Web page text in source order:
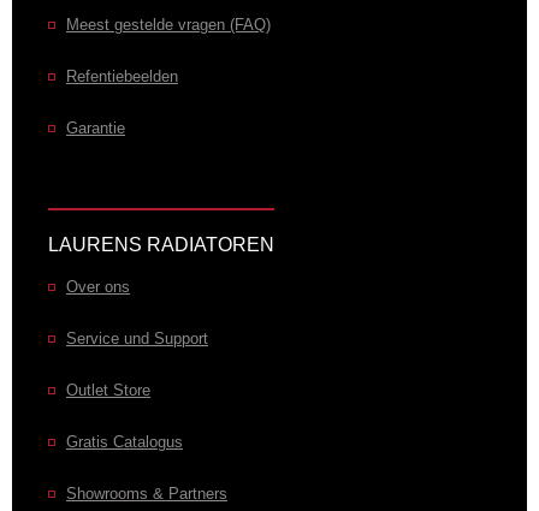
Meest gestelde vragen (FAQ)
Refentiebeelden
Garantie
LAURENS RADIATOREN
Over ons
Service und Support
Outlet Store
Gratis Catalogus
Showrooms & Partners